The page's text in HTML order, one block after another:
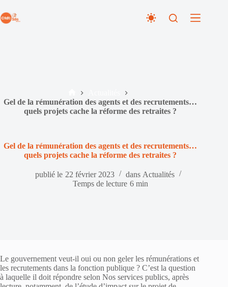
au
contenu
Accueil
Gel de la rémunération des agents et des recrutements…
quels projets cache la réforme des retraites ?
Gel de la rémunération des agents et des recrutements…
quels projets cache la réforme des retraites ?
publié le 22 février 2023 dans Actualités
Temps de lecture 6 min
Le gouvernement veut-il oui ou non geler les rémunérations et
les recrutements dans la fonction publique ? C’est la question
à laquelle il doit répondre selon Nos services publics, après